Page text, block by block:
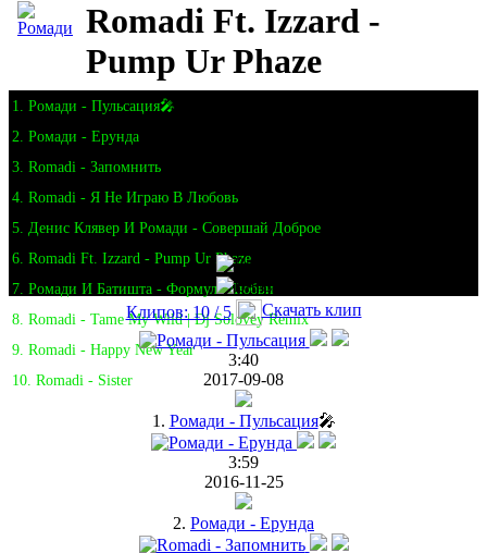
Romadi Ft. Izzard -
Pump Ur Phaze
1. Ромади - Пульсация🎤
2. Ромади - Ерунда
3. Romadi - Запомнить
4. Romadi - Я Не Играю В Любовь
5. Денис Клявер И Ромади - Совершай Доброе
6. Romadi Ft. Izzard - Pump Ur Phaze
7. Ромади И Батишта - Формула Любви
8. Romadi - Tame My Wild | Dj Solovey Remix
9. Romadi - Happy New Year
10. Romadi - Sister
Клипов: 10 / 5 Скачать клип
3:40
2017-09-08
1. Ромади - Пульсация🎤
3:59
2016-11-25
2. Ромади - Ерунда